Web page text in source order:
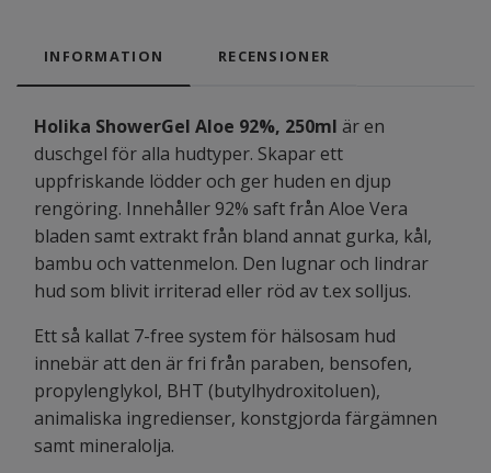
INFORMATION RECENSIONER
Holika ShowerGel Aloe 92%, 250ml är en
duschgel för alla hudtyper. Skapar ett
uppfriskande lödder och ger huden en djup
rengöring. Innehåller 92% saft från Aloe Vera
bladen samt extrakt från bland annat gurka, kål,
bambu och vattenmelon. Den lugnar och lindrar
hud som blivit irriterad eller röd av t.ex solljus.
Ett så kallat 7-free system för hälsosam hud
innebär att den är fri från paraben, bensofen,
propylenglykol, BHT (butylhydroxitoluen),
animaliska ingredienser, konstgjorda färgämnen
samt mineralolja.